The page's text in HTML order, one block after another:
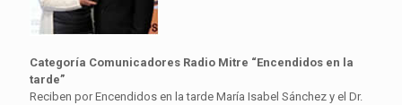
Categoría Comunicadores Radio Mitre “Encendidos en la
tarde”
Reciben por Encendidos en la tarde María Isabel Sánchez y el Dr.